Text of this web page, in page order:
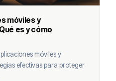
móviles y
es y cómo
móviles y
efectivas para proteger